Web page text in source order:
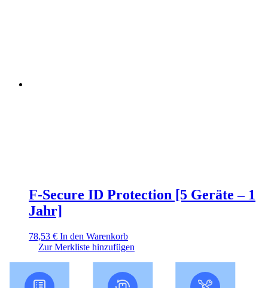
F-Secure ID Protection [5 Geräte – 1
Jahr]
78,53 € In den Warenkorb
Zur Merkliste hinzufügen